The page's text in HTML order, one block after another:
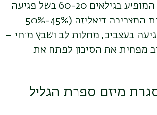
הסיבוכים המשמעותיים ביותר שהוא מציין הם עיוורון המופיע בגילאים 60-20 בשל פגיעה
ברשתית העין ובכלי הדם בעין, אי ספיקת כליות קיצונית המצריכה דיאליזה (45%-50%
בעצבים, מחלות לב ושבץ מוחי –
מפחית את הסיכון לפתח את
מיזם ספרת הגליל